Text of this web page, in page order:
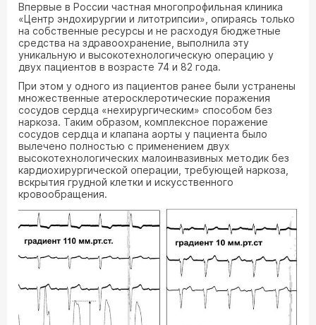
Впервые в России частная многопрофильная клиника
«Центр эндохирургии и литотрипсии», опираясь только
на собственные ресурсы и не расходуя бюджетные
средства на здравоохранение, выполнила эту
уникальную и высокотехнологическую операцию у
двух пациентов в возрасте 74 и 82 года.
При этом у одного из пациентов ранее были устранены
множественные атеросклеротические поражения
сосудов сердца «нехирургическим» способом без
наркоза. Таким образом, комплексное поражение
сосудов сердца и клапана аорты у пациента было
вылечено полностью с применением двух
высокотехнологических малоинвазивных методик без
кардиохирургической операции, требующей наркоза,
вскрытия грудной клетки и искусственного
кровообращения.